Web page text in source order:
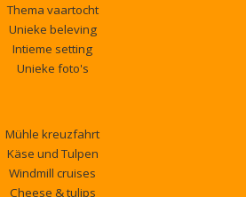
Thema vaartocht
Unieke beleving
Intieme setting
Unieke foto's
Mühle kreuzfahrt
Käse und Tulpen
Windmill cruises
Cheese & tulips